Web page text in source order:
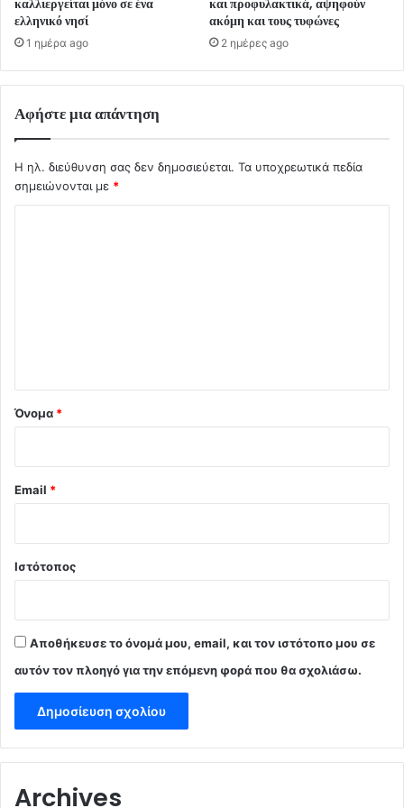
ελληνικό νησί
1 ημέρα ago
ακόμη και τους τυφώνες
2 ημέρες ago
Αφήστε μια απάντηση
Η ηλ. διεύθυνση σας δεν δημοσιεύεται. Τα υποχρεωτικά πεδία
σημειώνονται με *
Όνομα *
Email *
Ιστότοπος
Αποθήκευσε το όνομά μου, email, και τον ιστότοπο μου σε
αυτόν τον πλοηγό για την επόμενη φορά που θα σχολιάσω.
Archives